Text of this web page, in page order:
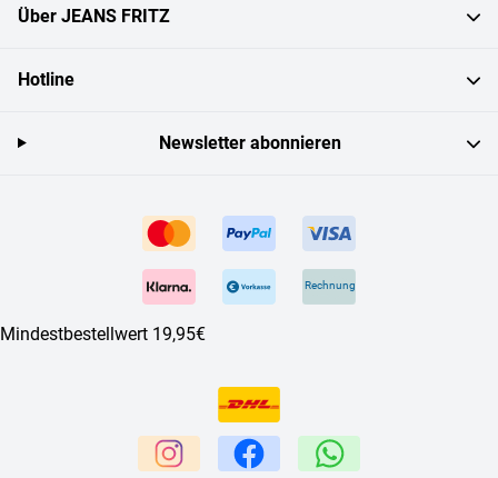
Über JEANS FRITZ
Hotline
Rechnung
Mindestbestellwert 19,95€
Newsletter abonnieren